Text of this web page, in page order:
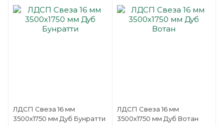
ЛДСП Свеза 16 мм
3500х1750 мм Дуб Бунратти
ЛДСП Свеза 16 мм
3500х1750 мм Дуб Вотан